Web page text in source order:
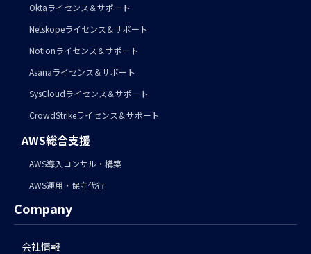
Oktaライセンス＆サポート
Netskopeライセンス＆サポート
Notionライセンス＆サポート
Asanaライセンス＆サポート
SysCloudライセンス＆サポート
CrowdStrikeライセンス＆サポート
AWS総合支援
AWS導入コンサル・構築
AWS運用・保守代行
Company
会社情報